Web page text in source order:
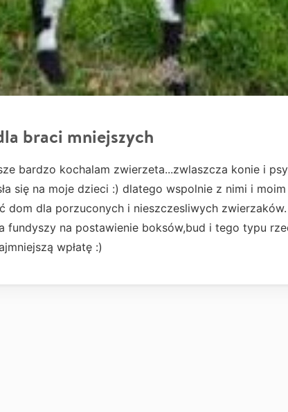
braci mniejszych
bardzo kochalam zwierzeta...zwlaszcza konie i
się na moje dzieci :) dlatego wspolnie z nimi i
dom dla porzuconych i nieszczesliwych
fundyszy na postawienie boksów,bud i tego typu
wpłatę :)